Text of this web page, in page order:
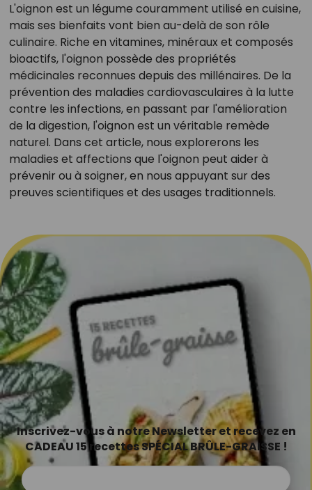
L'oignon est un légume couramment utilisé en cuisine,
mais ses bienfaits vont bien au-delà de son rôle
culinaire. Riche en vitamines, minéraux et composés
bioactifs, l'oignon possède des propriétés
médicinales reconnues depuis des millénaires. De la
prévention des maladies cardiovasculaires à la lutte
contre les infections, en passant par l'amélioration
de la digestion, l'oignon est un véritable remède
naturel. Dans cet article, nous explorerons les
maladies et affections que l'oignon peut aider à
prévenir ou à soigner, en nous appuyant sur des
preuves scientifiques et des usages traditionnels.
Inscrivez-vous à notre Newsletter et recevez en
CADEAU 15 recettes SPÉCIAL BRÛLE-GRAISSE !